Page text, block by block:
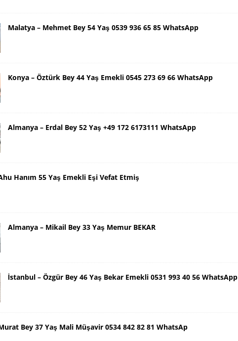
Malatya – Mehmet Bey 54 Yaş 0539 936 65 85 WhatsApp
Konya – Öztürk Bey 44 Yaş Emekli 0545 273 69 66 WhatsApp
Almanya – Erdal Bey 52 Yaş +49 172 6173111 WhatsApp
Hanım 55 Yaş Emekli Eşi Vefat Etmiş
Almanya – Mikail Bey 33 Yaş Memur BEKAR
İstanbul – Özgür Bey 46 Yaş Bekar Emekli 0531 993 40 56 WhatsApp
Bey 37 Yaş Mali Müşavir 0534 842 82 81 WhatsAp